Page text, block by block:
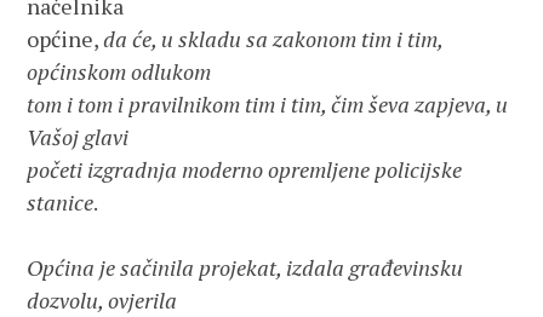
načelnika
općine,da će, u skladu sa zakonom tim i tim,
općinskom odlukom
tom i tom i pravilnikom tim i tim, čim ševa zapjeva, u
Vašoj glavi
početi izgradnja moderno opremljene policijske
stanice.
Općina je sačinila projekat, izdala građevinsku
dozvolu, ovjerila